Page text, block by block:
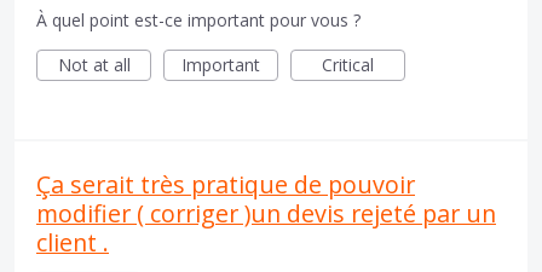
À quel point est-ce important pour vous ?
Not at all
Important Critical
Ça serait très pratique de pouvoir
modifier ( corriger )un devis rejeté par un
client .